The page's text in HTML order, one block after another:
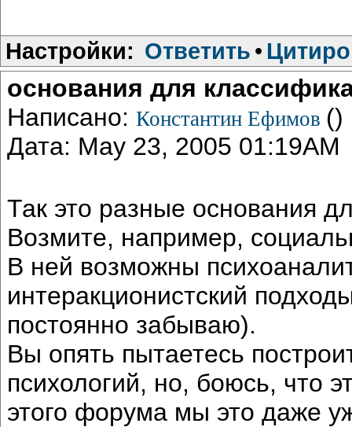
Настройки: Ответить •
основания для
Написано: Константин Ефимов ()
Дата: May 23, 2005 01:19AM
Так это разные основания
Возмите, например,
В ней возможны
интеракционистский
постоянно забываю).
Вы опять пытаетесь
психологий, но, боюсь, что
этого форума мы это даже